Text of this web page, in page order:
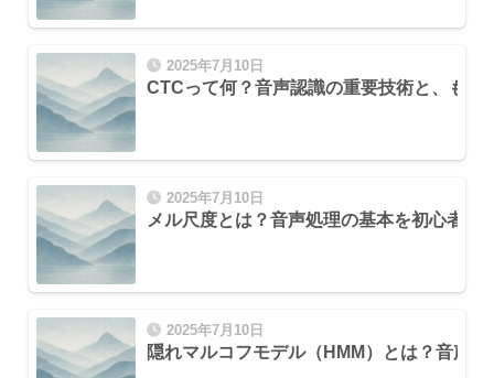
2025年7月10日
CTCって何？音声認識の重要技術と、もう
2025年7月10日
メル尺度とは？音声処理の基本を初心者に
2025年7月10日
隠れマルコフモデル（HMM）とは？音声